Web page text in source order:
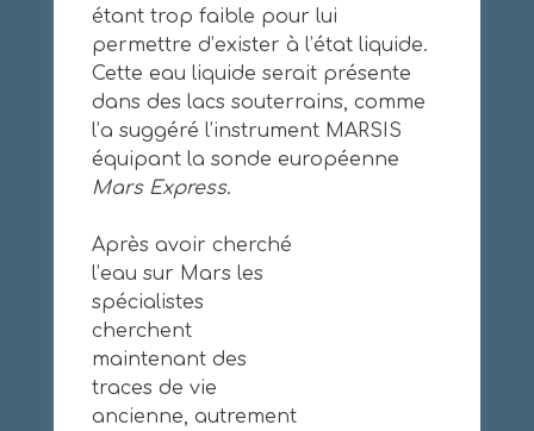
étant trop faible pour lui
permettre d’exister à l’état liquide.
Cette eau liquide serait présente
dans des lacs souterrains, comme
l’a suggéré l’instrument MARSIS
équipant la sonde européenne
Mars Express.
Après avoir cherché
l’eau sur Mars les
spécialistes
cherchent
maintenant des
traces de vie
ancienne, autrement